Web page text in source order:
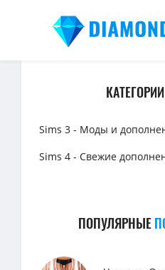
КАТЕГОРИИ
Sims 3 - Моды и
Sims 4 - Свежие
ПОПУЛЯРНЫЕ